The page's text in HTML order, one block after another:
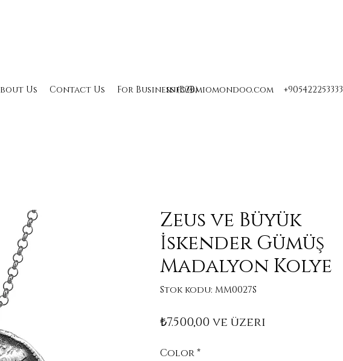
info@miomondoo.com +905422253333
Us Contact Us For Business (B2B)
Zeus ve Büyük
İskender Gümüş
Madalyon Kolye
Stok kodu: MM0027S
₺7.500,00ve üzeri
Color*